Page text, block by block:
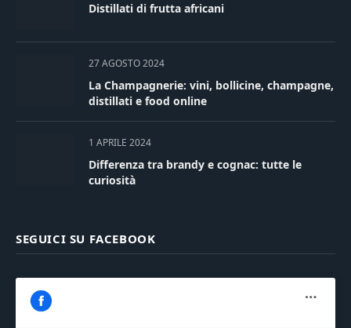
Distillati di frutta africani
27 AGOSTO 2024
La Champagnerie: vini, bollicine, champagne,
distillati e food online
1 APRILE 2024
Differenza tra brandy e cognac: tutte le
curiosità
SEGUICI SU FACEBOOK